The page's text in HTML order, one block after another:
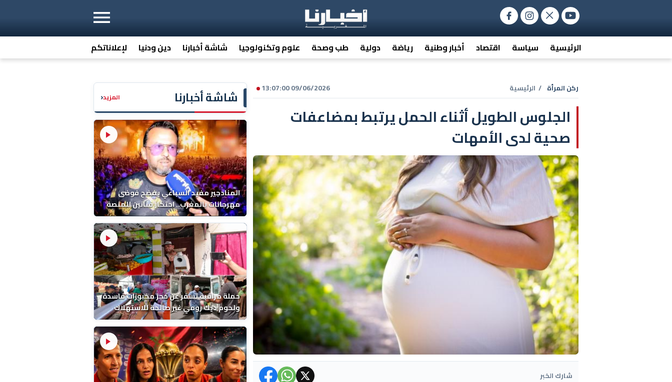
الرئيسية سياسة اقتصاد أخبار وطنية رياضة دولية طب وصحة علوم وتكنولوجيا شاشة أخبارنا دين ودنيا لإعلاناتكم
شاشة أخبارنا المزيد‹
المنادجير مفيد السباعي يفضح فوضى
مهرجانات بالمغرب.. احتكار فنانين للمنصة
واقصاء اخرين
حملة مراقبة تسفر عن حجز مخبوزات فاسدة
ولحوم ديك رومي غير صالحة للاستهلاك
بالحي الحسني
09/06/2026 13:07:00 ركن المرأة / الرئيسية
الجلوس الطويل أثناء الحمل يرتبط بمضاعفات
صحية لدى الأمهات
شارك الخبر